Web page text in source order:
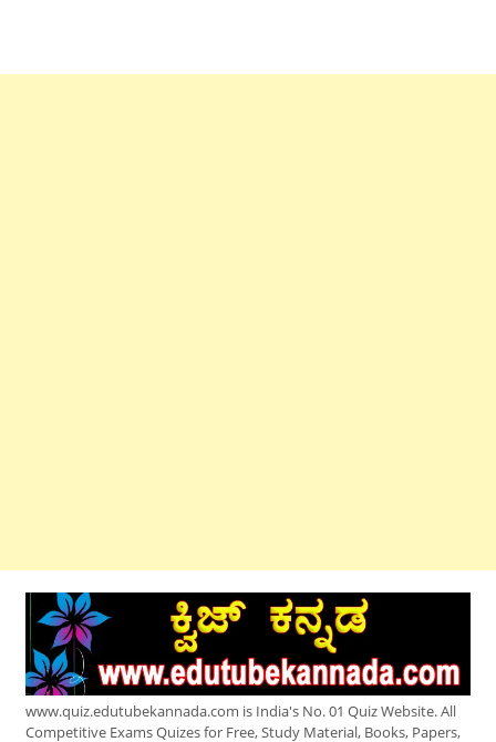
www.quiz.edutubekannada.com is India's No. 01 Quiz Website. All
Competitive Exams Quizes for Free, Study Material, Books, Papers,